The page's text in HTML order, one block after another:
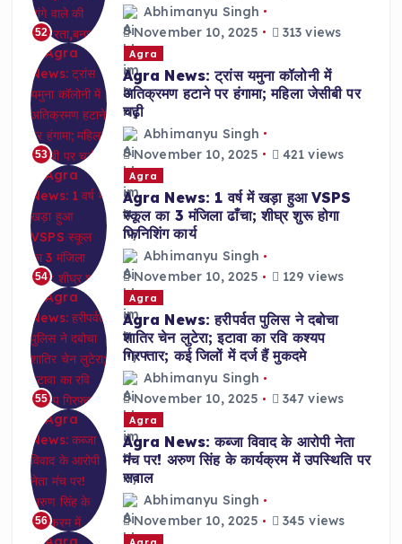
52
Abhimanyu Singh
November 10, 2025
313 views
53
Agra
Agra News: ट्रांस यमुना कॉलोनी में
अतिक्रमण हटाने पर हंगामा; महिला जेसीबी पर
चढ़ी
Abhimanyu Singh
November 10, 2025
421 views
54
Agra
Agra News: 1 वर्ष में खड़ा हुआ VSPS
स्कूल का 3 मंजिला ढाँचा; शीघ्र शुरू होगा
फिनिशिंग कार्य
Abhimanyu Singh
November 10, 2025
129 views
55
Agra
Agra News: हरीपर्वत पुलिस ने दबोचा
शातिर चेन लुटेरा; इटावा का रवि कश्यप
गिरफ्तार; कई जिलों में दर्ज हैं मुकदमे
Abhimanyu Singh
November 10, 2025
347 views
56
Agra
Agra News: कब्जा विवाद के आरोपी नेता
मंच पर! अरुण सिंह के कार्यक्रम में उपस्थिति पर
सवाल
Abhimanyu Singh
November 10, 2025
345 views